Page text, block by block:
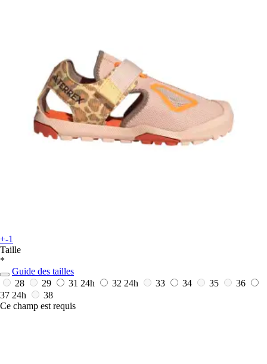
+-1
Taille
*
Guide des tailles
28
29 31 24h 32 24h 33 34 35
36
37 24h
38
Ce champ est requis